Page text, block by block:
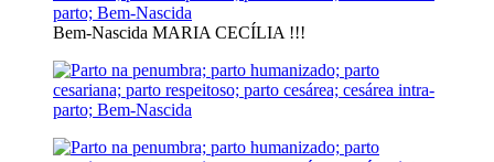
Bem-Nascida MARIA CECÍLIA !!!